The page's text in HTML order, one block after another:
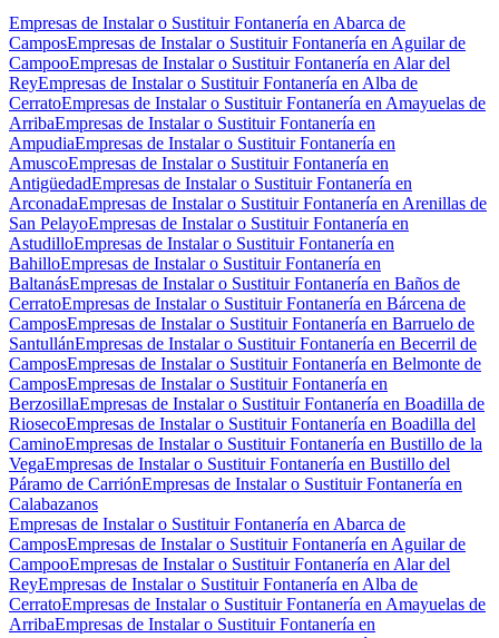
Empresas de Instalar o Sustituir Fontanería en Abarca de
CamposEmpresas de Instalar o Sustituir Fontanería en Aguilar de
CampooEmpresas de Instalar o Sustituir Fontanería en Alar del
ReyEmpresas de Instalar o Sustituir Fontanería en Alba de
CerratoEmpresas de Instalar o Sustituir Fontanería en Amayuelas de
ArribaEmpresas de Instalar o Sustituir Fontanería en
AmpudiaEmpresas de Instalar o Sustituir Fontanería en
AmuscoEmpresas de Instalar o Sustituir Fontanería en
AntigüedadEmpresas de Instalar o Sustituir Fontanería en
ArconadaEmpresas de Instalar o Sustituir Fontanería en Arenillas de
San PelayoEmpresas de Instalar o Sustituir Fontanería en
AstudilloEmpresas de Instalar o Sustituir Fontanería en
BahilloEmpresas de Instalar o Sustituir Fontanería en
BaltanásEmpresas de Instalar o Sustituir Fontanería en Baños de
CerratoEmpresas de Instalar o Sustituir Fontanería en Bárcena de
CamposEmpresas de Instalar o Sustituir Fontanería en Barruelo de
SantullánEmpresas de Instalar o Sustituir Fontanería en Becerril de
CamposEmpresas de Instalar o Sustituir Fontanería en Belmonte de
CamposEmpresas de Instalar o Sustituir Fontanería en
BerzosillaEmpresas de Instalar o Sustituir Fontanería en Boadilla de
RiosecoEmpresas de Instalar o Sustituir Fontanería en Boadilla del
CaminoEmpresas de Instalar o Sustituir Fontanería en Bustillo de la
VegaEmpresas de Instalar o Sustituir Fontanería en Bustillo del
Páramo de CarriónEmpresas de Instalar o Sustituir Fontanería en
Calabazanos
Empresas de Instalar o Sustituir Fontanería en Abarca de
CamposEmpresas de Instalar o Sustituir Fontanería en Aguilar de
CampooEmpresas de Instalar o Sustituir Fontanería en Alar del
ReyEmpresas de Instalar o Sustituir Fontanería en Alba de
CerratoEmpresas de Instalar o Sustituir Fontanería en Amayuelas de
ArribaEmpresas de Instalar o Sustituir Fontanería en